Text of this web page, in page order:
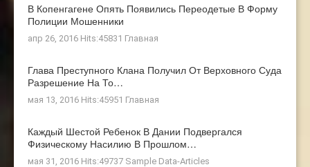
В Копенгагене Опять Появились Переодетые В Форму
Полиции Мошенники
апр 26, 2016 Hits:45831 Главная
Глава Преступного Клана Получил От Верховного Суда
Разрешение На То…
мая 13, 2016 Hits:45951 Главная
Каждый Шестой Ребенок В Дании Подвергался
Физическому Насилию В Прошлом…
мая 31, 2016 Hits:49737 Sample Data-Articles